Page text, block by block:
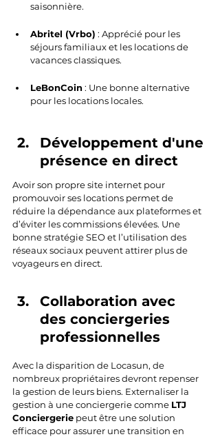
saisonnière.
Abritel (Vrbo) : Apprécié pour les
séjours familiaux et les locations de
vacances classiques.
LeBonCoin : Une bonne alternative
pour les locations locales.
Développement d'une
présence en direct
Avoir son propre site internet pour
promouvoir ses locations permet de
réduire la dépendance aux plateformes et
d’éviter les commissions élevées. Une
bonne stratégie SEO et l’utilisation des
réseaux sociaux peuvent attirer plus de
voyageurs en direct.
Collaboration avec
des conciergeries
professionnelles
Avec la disparition de Locasun, de
nombreux propriétaires devront repenser
la gestion de leurs biens. Externaliser la
gestion à une conciergerie comme LTJ
Conciergerie peut être une solution
efficace pour assurer une transition en